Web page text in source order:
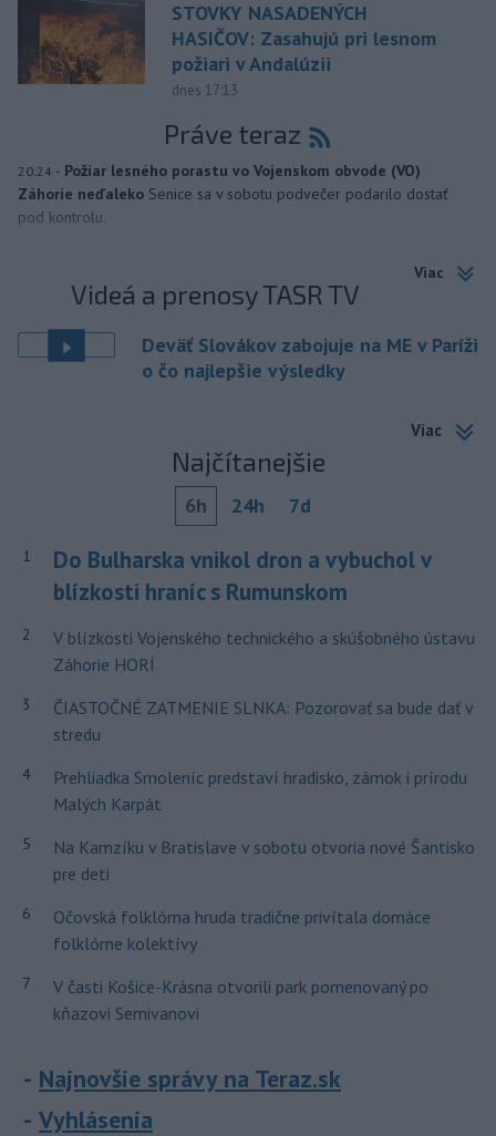
STOVKY NASADENÝCH
HASIČOV: Zasahujú pri lesnom
požiari v Andalúzii
dnes 17:13
Práve teraz
20:24 - Požiar lesného porastu vo Vojenskom obvode (VO)
Záhorie neďaleko Senice sa v sobotu podvečer podarilo dostať
pod kontrolu.
Viac
Videá a prenosy TASR TV
Deväť Slovákov zabojuje na ME v Paríži
o čo najlepšie výsledky
Viac
Najčítanejšie
6h 24h 7d
1
Do Bulharska vnikol dron a vybuchol v
blízkosti hraníc s Rumunskom
2
V blízkosti Vojenského technického a skúšobného ústavu
Záhorie HORÍ
3
ČIASTOČNÉ ZATMENIE SLNKA: Pozorovať sa bude dať v
stredu
4
Prehliadka Smoleníc predstaví hradisko, zámok i prírodu
Malých Karpát
5
Na Kamzíku v Bratislave v sobotu otvoria nové Šantisko
pre deti
6
Očovská folklórna hruda tradične privítala domáce
folklórne kolektívy
7
V časti Košice-Krásna otvorili park pomenovaný po
kňazovi Semivanovi
Najnovšie správy na Teraz.sk
Vyhlásenia